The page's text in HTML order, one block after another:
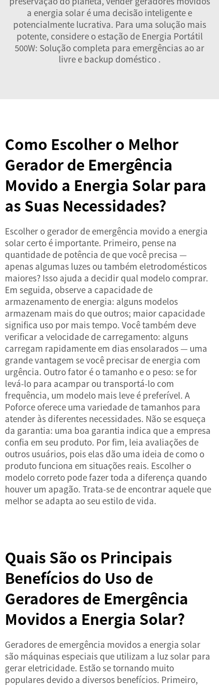
a energia solar é uma decisão inteligente e
potencialmente lucrativa. Para uma solução mais
potente, considere o estação de Energia Portátil
500W: Solução completa para emergências ao ar
livre e backup doméstico .
Como Escolher o Melhor
Gerador de Emergência
Movido a Energia Solar para
as Suas Necessidades?
Escolher o gerador de emergência movido a energia
solar certo é importante. Primeiro, pense na
quantidade de potência de que você precisa —
apenas algumas luzes ou também eletrodomésticos
maiores? Isso ajuda a decidir qual modelo comprar.
Em seguida, observe a capacidade de
armazenamento de energia: alguns modelos
armazenam mais do que outros; maior capacidade
significa uso por mais tempo. Você também deve
verificar a velocidade de carregamento: alguns
carregam rapidamente em dias ensolarados — uma
grande vantagem se você precisar de energia com
urgência. Outro fator é o tamanho e o peso: se for
levá-lo para acampar ou transportá-lo com
frequência, um modelo mais leve é preferível. A
Poforce oferece uma variedade de tamanhos para
atender às diferentes necessidades. Não se esqueça
da garantia: uma boa garantia indica que a empresa
confia em seu produto. Por fim, leia avaliações de
outros usuários, pois elas dão uma ideia de como o
produto funciona em situações reais. Escolher o
modelo correto pode fazer toda a diferença quando
houver um apagão. Trata-se de encontrar aquele que
melhor se adapta ao seu estilo de vida.
Quais São os Principais
Benefícios do Uso de
Geradores de Emergência
Movidos a Energia Solar?
Geradores de emergência movidos a energia solar
são máquinas especiais que utilizam a luz solar para
gerar eletricidade. Estão se tornando muito
populares devido a diversos benefícios. Primeiro,